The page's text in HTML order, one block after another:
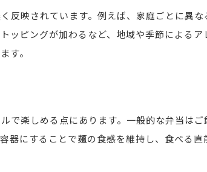
沖縄そば弁当で人気の副菜と食べ方
そば弁当ならではの食べ方を解説
沖縄そば弁当とスープの楽しみ方を
沖縄そば弁当に合う飲み物や付け合
反映されています。例えば、家庭ごとに異
ッピングが加わるなど、地域や季節による
す。
で楽しめる点にあります。一般的な弁当は
器にすることで麺の食感を維持し、食べる